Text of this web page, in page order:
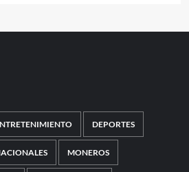
DEPORTES
MONEROS